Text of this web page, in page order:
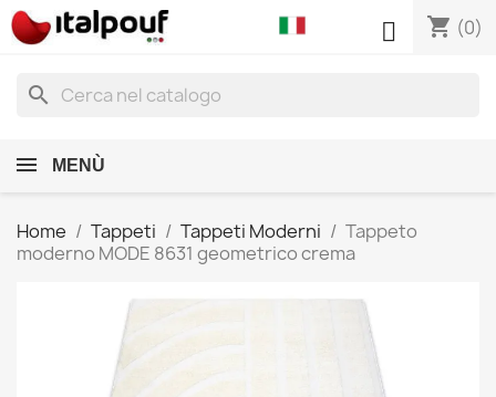
shopping_cart (0)

search
MENÙ
Home Tappeti Tappeti Moderni
Tappeto
moderno MODE 8631 geometrico crema